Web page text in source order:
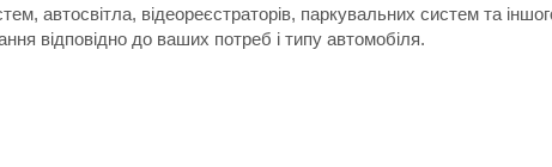
автосвітла, відеореєстраторів, паркувальних систем та
відповідно до ваших потреб і типу автомобіля.